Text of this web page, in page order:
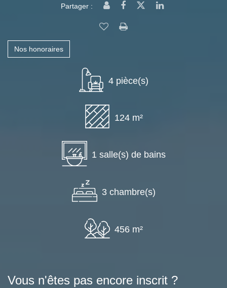
Partager :
Nos honoraires
4 pièce(s)
124 m²
1 salle(s) de bains
3 chambre(s)
456 m²
Vous n'êtes pas encore inscrit ?